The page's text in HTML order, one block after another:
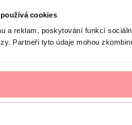
cookies
a reklam, poskytování funkcí
Partneři tyto údaje mohou